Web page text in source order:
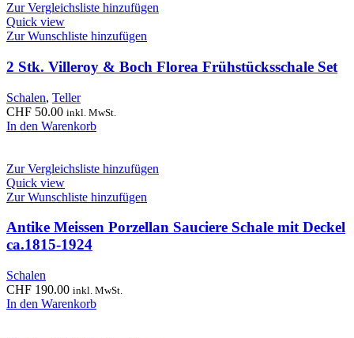
Zur Vergleichsliste hinzufügen
Quick view
Zur Wunschliste hinzufügen
2 Stk. Villeroy & Boch Florea Frühstücksschale Set
Schalen, Teller
CHF 50.00 inkl. MwSt.
In den Warenkorb
Zur Vergleichsliste hinzufügen
Quick view
Zur Wunschliste hinzufügen
Antike Meissen Porzellan Sauciere Schale mit Deckel
ca.1815-1924
Schalen
CHF 190.00 inkl. MwSt.
In den Warenkorb